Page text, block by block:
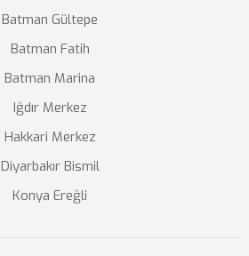
Batman Gültepe
Batman Fatih
Batman Marina
Iğdır Merkez
Hakkari Merkez
Diyarbakır Bismil
Konya Ereğli